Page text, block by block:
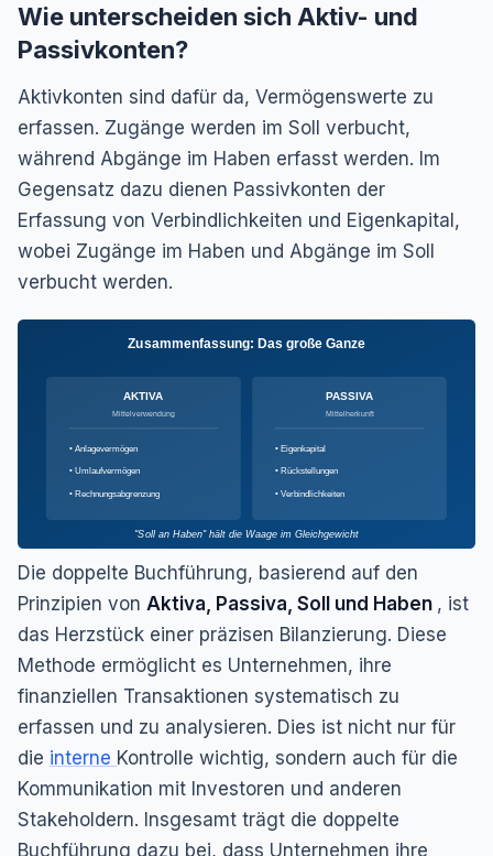
Wie unterscheiden sich Aktiv- und
Passivkonten?
Aktivkonten sind dafür da, Vermögenswerte zu
erfassen. Zugänge werden im Soll verbucht,
während Abgänge im Haben erfasst werden. Im
Gegensatz dazu dienen Passivkonten der
Erfassung von Verbindlichkeiten und Eigenkapital,
wobei Zugänge im Haben und Abgänge im Soll
verbucht werden.
Zusammenfassung: Das große Ganze
AKTIVA
Mittelverwendung
• Anlagevermögen
• Umlaufvermögen
• Rechnungsabgrenzung
PASSIVA
Mittelherkunft
• Eigenkapital
• Rückstellungen
• Verbindlichkeiten
"Soll an Haben" hält die Waage im Gleichgewicht
Die doppelte Buchführung, basierend auf den
Prinzipien von Aktiva, Passiva, Soll und Haben , ist
das Herzstück einer präzisen Bilanzierung. Diese
Methode ermöglicht es Unternehmen, ihre
finanziellen Transaktionen systematisch zu
erfassen und zu analysieren. Dies ist nicht nur für
die interne Kontrolle wichtig, sondern auch für die
Kommunikation mit Investoren und anderen
Stakeholdern. Insgesamt trägt die doppelte
Buchführung dazu bei, dass Unternehmen ihre